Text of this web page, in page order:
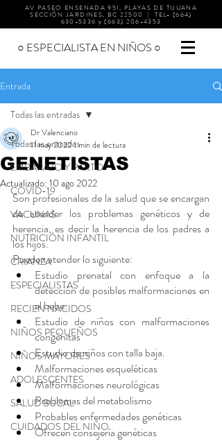
AV PASEO ENSENADA 951, PLAYAS DE TIJUANA
SECCIÓN JARDINES, BC 22500 | TEL- (664)
630-5336 y(663) 206-4353
○ ESPECIALISTA EN NIÑOS ○
Entrada
Todas las entradas
EMBARAZO Y PARTO
COVID-19
VACUNAS
NUTRICIÓN INFANTIL
CRIANZA
ESPECIALISTAS
RECIEN NACIDOS
NIÑOS PEQUEÑOS
NIÑOS MAYORES
ADOLESCENTES
SALUD BUCAL
CUIDADOS DEL NIÑO
Todas las entradas
GENETISTAS
Dr Valenciano
11 may 20221 min de lectura
Actualizado: 10 ago 2022
Son profesionales de la salud que se encargan
de atender los problemas genéticos y de
herencia, es decir la herencia de los padres a
los hijos.
Pueden atender lo siguiente:
Estudio prenatal con enfoque a la
detección de posibles malformaciones en
el bebe.
Estudio de niños con malformaciones
congénitas
Estudio de niños con talla baja.
Malformaciones esqueléticas
Malformaciones neurológicas
Problemas del metabolismo
Probables enfermedades genéticas
Ofrecen consejería genéticas